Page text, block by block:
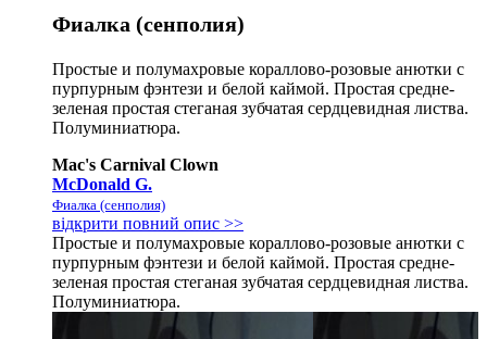
Фиалка (сенполия)
Простые и полумахровые кораллово-розовые анютки с
пурпурным фэнтези и белой каймой. Простая средне-
зеленая простая стеганая зубчатая сердцевидная листва.
Полуминиатюра.
Mac's Carnival Clown
McDonald G.
Фиалка (сенполия)
відкрити повний опис >>
Простые и полумахровые кораллово-розовые анютки с
пурпурным фэнтези и белой каймой. Простая средне-
зеленая простая стеганая зубчатая сердцевидная листва.
Полуминиатюра.